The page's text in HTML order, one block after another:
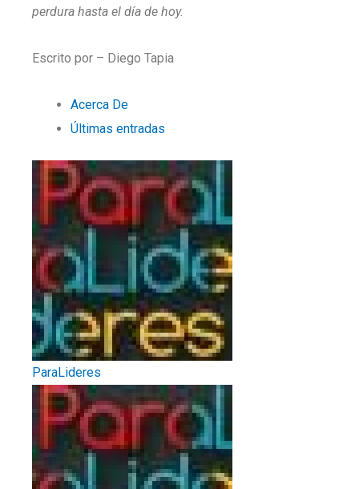
perdura hasta el día de hoy.
Escrito por – Diego Tapia
Acerca De
Últimas entradas
ParaLideres